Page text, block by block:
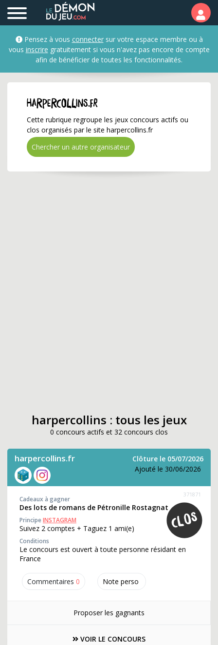
harpercollins.fr ✅
Pensez à vous connectersur votre espace membre ou à
vous inscrire gratuitement si vous n'avez pas encore de compte
afin de bénéficier de toutes les fonctionnalités.
harpercollins.fr
Cette rubrique regroupe les jeux concours actifs ou
clos organisés par le site harpercollins.fr
Chercher un autre organisateur
harpercollins : tous les jeux
0 concours actifs et 32 concours clos
harpercollins.fr
Clôture le 05/07/2026
Ajouté le 30/06/2026
Commentaires 0 Note perso
371871
Cadeaux à gagner
Des lots de romans de Pétronille Rostagnat
PrincipeINSTAGRAM
Suivez 2 comptes + Taguez 1 ami(e)
Conditions
Le concours est ouvert à toute personne résidant en
France
Proposer les gagnants
VOIR LE CONCOURS